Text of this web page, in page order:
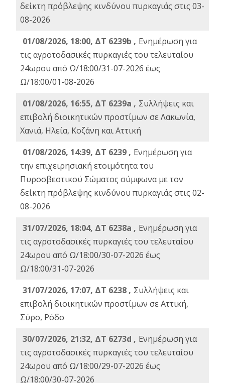
δείκτη πρόβλεψης κινδύνου πυρκαγιάς στις 03-
08-2026
01/08/2026, 18:00, ΔΤ 6239b , Ενημέρωση για
τις αγροτοδασικές πυρκαγιές του τελευταίου
24ωρου από Ω/18:00/31-07-2026 έως
Ω/18:00/01-08-2026
01/08/2026, 16:55, ΔΤ 6239a , Συλλήψεις και
επιβολή διοικητικών προστίμων σε Λακωνία,
Χανιά, Ηλεία, Κοζάνη και Αττική
01/08/2026, 14:39, ΔΤ 6239 , Ενημέρωση για
την επιχειρησιακή ετοιμότητα του
Πυροσβεστικού Σώματος σύμφωνα με τον
δείκτη πρόβλεψης κινδύνου πυρκαγιάς στις 02-
08-2026
31/07/2026, 18:04, ΔΤ 6238a , Ενημέρωση για
τις αγροτοδασικές πυρκαγιές του τελευταίου
24ωρου από Ω/18:00/30-07-2026 έως
Ω/18:00/31-07-2026
31/07/2026, 17:07, ΔΤ 6238 , Συλλήψεις και
επιβολή διοικητικών προστίμων σε Αττική,
Σύρο, Ρόδο
30/07/2026, 21:32, ΔΤ 6273d , Ενημέρωση για
τις αγροτοδασικές πυρκαγιές του τελευταίου
24ωρου από Ω/18:00/29-07-2026 έως
Ω/18:00/30-07-2026